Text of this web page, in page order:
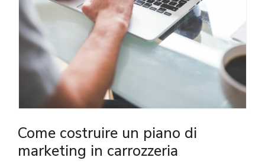
Come costruire un piano di
marketing in carrozzeria